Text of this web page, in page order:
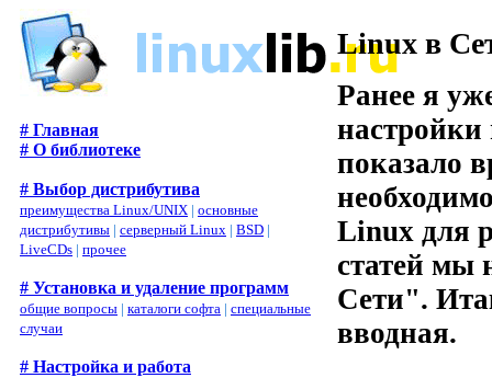
# Главная
# О библиотеке
# Выбор дистрибутива
преимущества Linux/UNIX | основные
дистрибутивы | серверный Linux | BSD |
LiveCDs | прочее
# Установка и удаление программ
общие вопросы | каталоги софта | специальные
случаи
# Настройка и работа
Linux в
Ранее я
показало
Linux для
статей мы
Сети".
вводная.